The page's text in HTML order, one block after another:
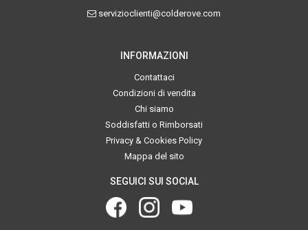
servizioclienti@colderove.com
INFORMAZIONI
Contattaci
Condizioni di vendita
Chi siamo
Soddisfatti o Rimborsati
Privacy & Cookies Policy
Mappa del sito
SEGUICI SUI SOCIAL